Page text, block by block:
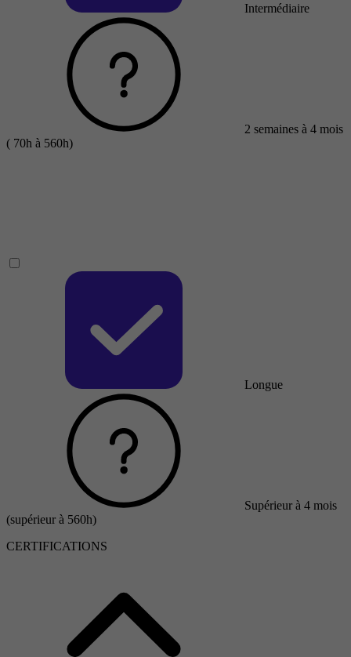
Intermédiaire
2 semaines à 4 mois
( 70h à 560h)
Longue
Supérieur à 4 mois
(supérieur à 560h)
CERTIFICATIONS